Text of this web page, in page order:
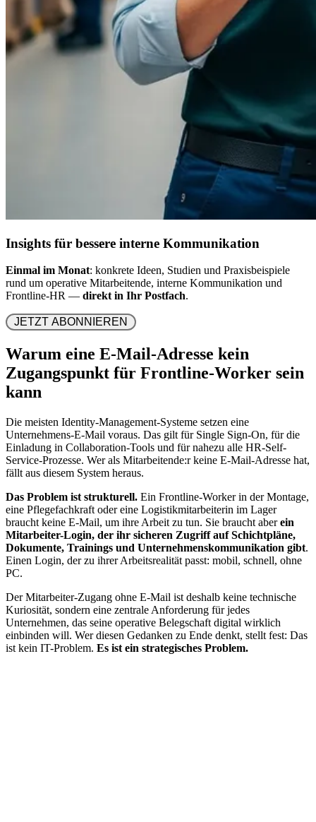
Insights für bessere interne Kommunikation
Einmal im Monat: konkrete Ideen, Studien und Praxisbeispiele
rund um operative Mitarbeitende, interne Kommunikation und
Frontline-HR — direkt in Ihr Postfach.
Warum eine E-Mail-Adresse kein
Zugangspunkt für Frontline-Worker sein
kann
Die meisten Identity-Management-Systeme setzen eine
Unternehmens-E-Mail voraus. Das gilt für Single Sign-On, für die
Einladung in Collaboration-Tools und für nahezu alle HR-Self-
Service-Prozesse. Wer als Mitarbeitende:r keine E-Mail-Adresse hat,
fällt aus diesem System heraus.
Das Problem ist strukturell. Ein Frontline-Worker in der Montage,
eine Pflegefachkraft oder eine Logistikmitarbeiterin im Lager
braucht keine E-Mail, um ihre Arbeit zu tun. Sie braucht aberein
Mitarbeiter-Login, der ihr sicheren Zugriff auf Schichtpläne,
Dokumente, Trainings und Unternehmenskommunikation gibt.
Einen Login, der zu ihrer Arbeitsrealität passt: mobil, schnell, ohne
PC.
Der Mitarbeiter-Zugang ohne E-Mail ist deshalb keine technische
Kuriosität, sondern eine zentrale Anforderung für jedes
Unternehmen, das seine operative Belegschaft digital wirklich
einbinden will. Wer diesen Gedanken zu Ende denkt, stellt fest: Das
ist kein IT-Problem. Es ist ein strategisches Problem.